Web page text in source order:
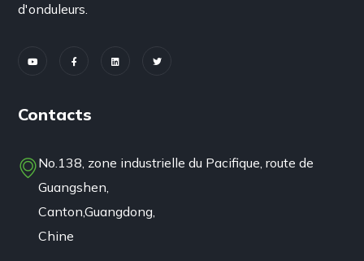
d'onduleurs.
Contacts
No.138, zone industrielle du Pacifique, route de
Guangshen,
Canton,Guangdong,
Chine